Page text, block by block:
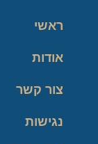
ראשי
אודות
צור קשר
נגישות